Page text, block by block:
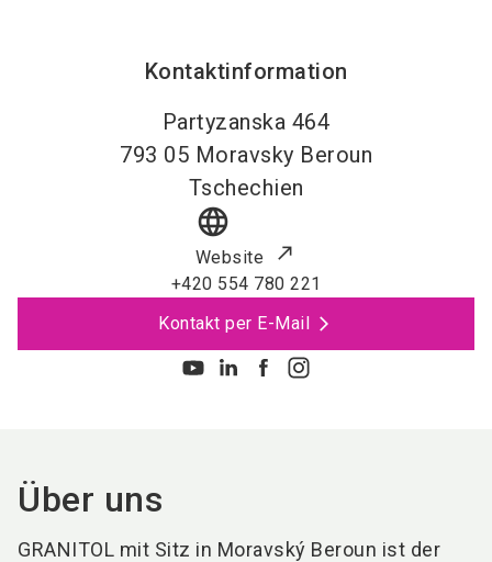
Kontaktinformation
Partyzanska 464
793 05 Moravsky Beroun
Tschechien
language
Website
+420 554 780 221
Kontakt per E-Mail
Über uns
GRANITOL mit Sitz in Moravský Beroun ist der